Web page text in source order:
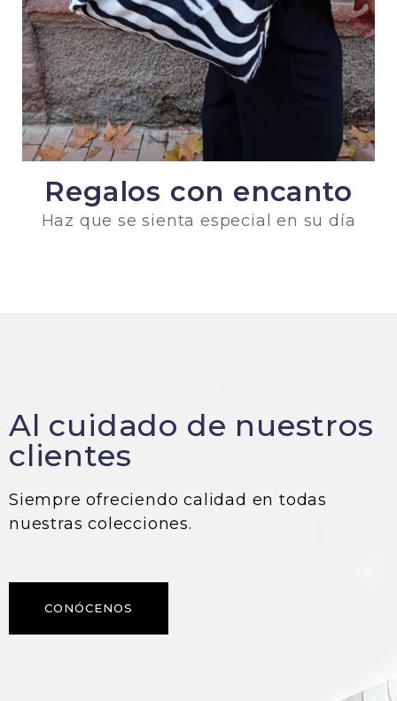
Regalos con encanto
Haz que se sienta especial en su día
Al cuidado de nuestros
clientes
Siempre ofreciendo calidad en todas
nuestras colecciones.
CONÓCENOS